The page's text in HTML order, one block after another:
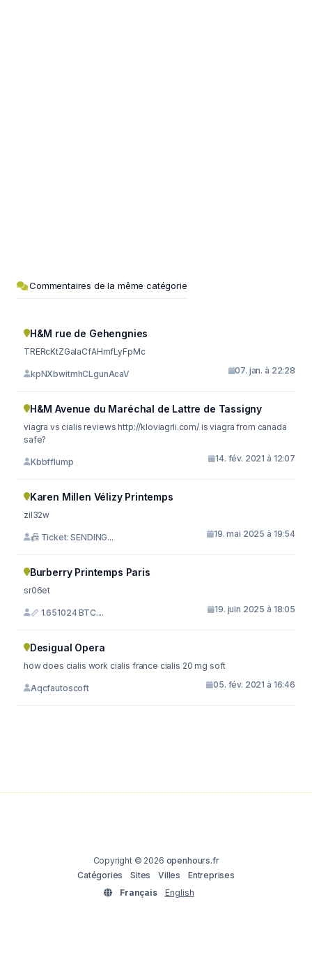
Commentaires de la même catégorie
H&M rue de Gehengnies
TRERcKtZGaIaCfAHmfLyFpMc
kpNXbwitmhCLgunAcaV 07. jan. à 22:28
H&M Avenue du Maréchal de Lattre de Tassigny
viagra vs cialis reviews http://kloviagrli.com/ is viagra from canada
safe?
Kbbfflump 14. fév. 2021 à 12:07
Karen Millen Vélizy Printemps
zil32w
📠 Ticket: SENDING... 19. mai 2025 à 19:54
Burberry Printemps Paris
sr06et
📏 1.651024 BTC.... 19. juin 2025 à 18:05
Desigual Opera
how does cialis work cialis france cialis 20 mg soft
Aqcfautoscoft 05. fév. 2021 à 16:46
Copyright © 2026 openhours.fr
Catégories
Sites Villes
Entreprises
Français
English